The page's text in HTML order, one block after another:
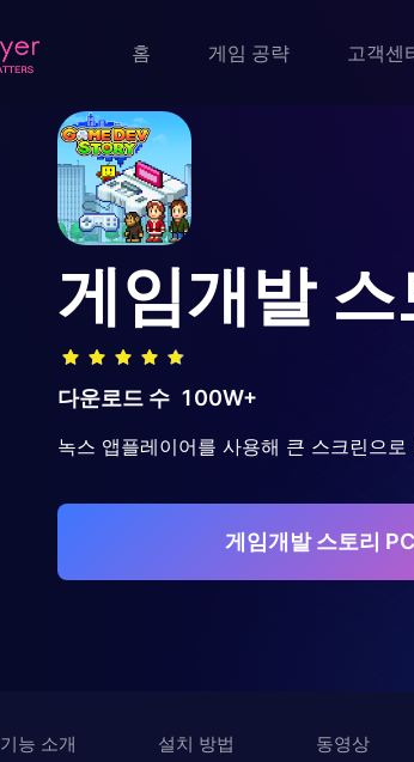
홈 게임 공략 고객센
게임개발 스
다운로드 수 100W+
녹스 앱플레이어를 사용해 큰 스크린으
게임개발 스토리
기능 소개 설치 방법 동영상